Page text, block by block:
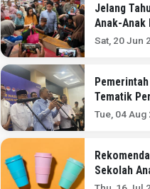
Jelang
Anak-Anak
Belanja
Sat, 20 Jun
Tematik
Tue, 04
Sekolah